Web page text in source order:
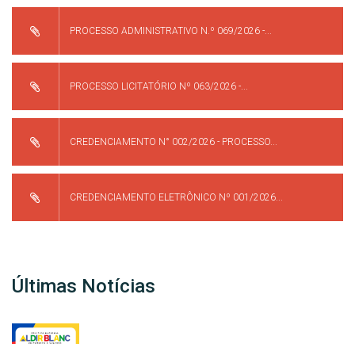
PROCESSO ADMINISTRATIVO N.º 069/2026 -...
PROCESSO LICITATÓRIO Nº 063/2026 -...
CREDENCIAMENTO N° 002/2026 - PROCESSO...
CREDENCIAMENTO ELETRÔNICO Nº 001/2026...
Últimas Notícias